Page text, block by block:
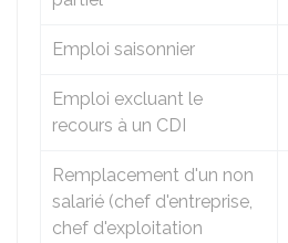
Emploi saisonnier
Emploi excluant le
recours à un CDI
Remplacement d'un non
salarié (chef d'entreprise,
chef d'exploitation